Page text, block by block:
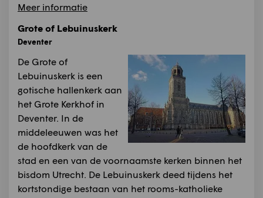
Meer informatie
Grote of Lebuinuskerk
Deventer
De Grote of
Lebuinuskerk is een
gotische hallenkerk aan
het Grote Kerkhof in
Deventer. In de
middeleeuwen was het
de hoofdkerk van de
stad en een van de voornaamste kerken binnen het
bisdom Utrecht. De Lebuinuskerk deed tijdens het
kortstondige bestaan van het rooms-katholieke